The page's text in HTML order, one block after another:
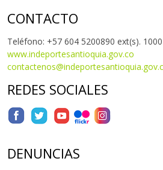
CONTACTO
Teléfono: +57 604 5200890 ext(s).
www.indeportesantioquia.gov.co
REDES SOCIALES
DENUNCIAS